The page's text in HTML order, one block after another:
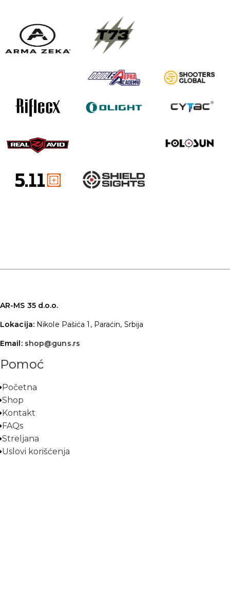
AR-MS 35 d.o.o.
Lokacija:Nikole Pašića 1, Paraćin, Srbija
Email: shop@guns.rs
Pomoć
Početna
Shop
Kontakt
FAQs
Streljana
Uslovi korišćenja